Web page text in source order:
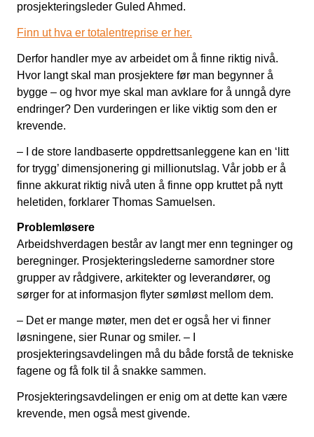
prosjekteringsleder Guled Ahmed.
Finn ut hva er totalentreprise er her.
Derfor handler mye av arbeidet om å finne riktig nivå.
Hvor langt skal man prosjektere før man begynner å
bygge – og hvor mye skal man avklare for å unngå dyre
endringer? Den vurderingen er like viktig som den er
krevende.
– I de store landbaserte oppdrettsanleggene kan en ‘litt
for trygg’ dimensjonering gi millionutslag. Vår jobb er å
finne akkurat riktig nivå uten å finne opp kruttet på nytt
heletiden, forklarer Thomas Samuelsen.
Problemløsere
Arbeidshverdagen består av langt mer enn tegninger og
beregninger. Prosjekteringslederne samordner store
grupper av rådgivere, arkitekter og leverandører, og
sørger for at informasjon flyter sømløst mellom dem.
– Det er mange møter, men det er også her vi finner
løsningene, sier Runar og smiler. – I
prosjekteringsavdelingen må du både forstå de tekniske
fagene og få folk til å snakke sammen.
Prosjekteringsavdelingen er enig om at dette kan være
krevende, men også mest givende.